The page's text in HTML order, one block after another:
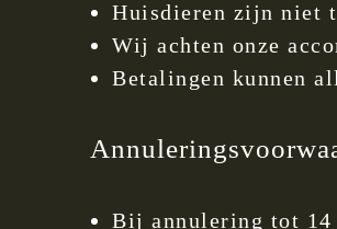
Huisdieren zijn niet
Wij achten onze
Betalingen kunnen
Bij annulering tot 14